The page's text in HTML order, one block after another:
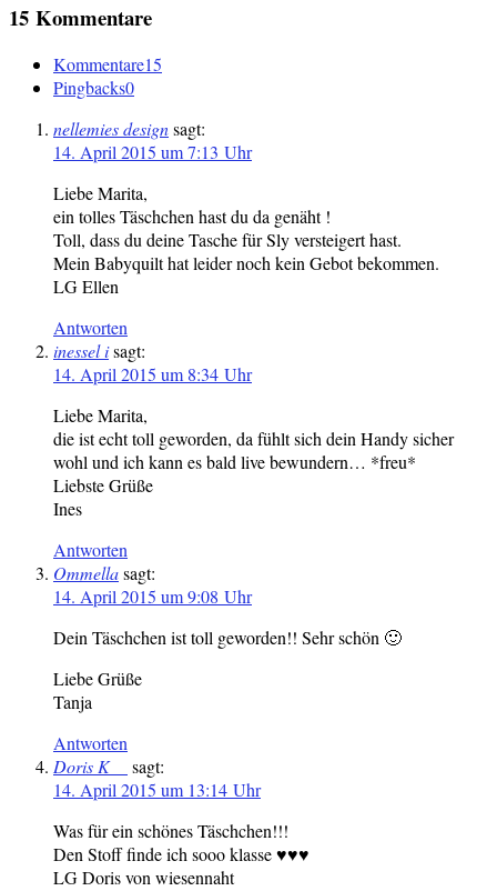
15 Kommentare
Kommentare15
Pingbacks0
nellemies designsagt:
14. April 2015 um 7:13 Uhr
Liebe Marita,
ein tolles Täschchen hast du da genäht !
Toll, dass du deine Tasche für Sly versteigert hast.
Mein Babyquilt hat leider noch kein Gebot bekommen.
LG Ellen
Antworten
inessel isagt:
14. April 2015 um 8:34 Uhr
Liebe Marita,
die ist echt toll geworden, da fühlt sich dein Handy sicher
wohl und ich kann es bald live bewundern… *freu*
Liebste Grüße
Ines
Antworten
Ommellasagt:
14. April 2015 um 9:08 Uhr
Dein Täschchen ist toll geworden!! Sehr schön 🙂
Liebe Grüße
Tanja
Antworten
Doris K__
sagt:
14. April 2015 um 13:14 Uhr
Was für ein schönes Täschchen!!!
Den Stoff finde ich sooo klasse ♥♥♥
LG Doris von wiesennaht